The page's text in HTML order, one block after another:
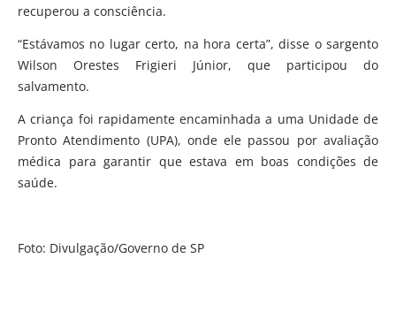
recuperou a consciência.
“Estávamos no lugar certo, na hora certa”, disse o sargento
Wilson Orestes Frigieri Júnior, que participou do
salvamento.
A criança foi rapidamente encaminhada a uma Unidade de
Pronto Atendimento (UPA), onde ele passou por avaliação
médica para garantir que estava em boas condições de
saúde.
Foto: Divulgação/Governo de SP